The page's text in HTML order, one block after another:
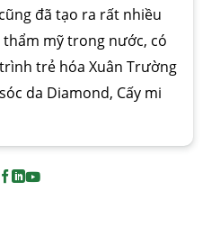
đã tạo ra rất nhiều
mỹ trong nước, có
trẻ hóa Xuân Trường
da Diamond, Cấy mi